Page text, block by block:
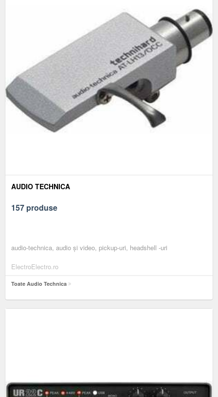
AUDIO TECHNICA
157 produse
audio-technica, audio și video, pickup-uri, headshell -uri
ElectroElectro.ro
Toate Audio Technica